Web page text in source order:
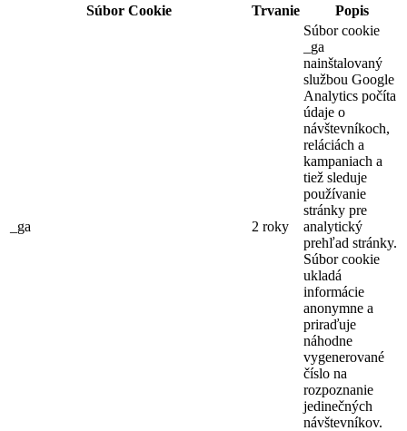
Súbor Cookie
Trvanie Popis
_ga 2 roky
Súbor cookie
_ga
nainštalovaný
službou Google
Analytics počíta
údaje o
návštevníkoch,
reláciách a
kampaniach a
tiež sleduje
používanie
stránky pre
analytický
prehľad stránky.
Súbor cookie
ukladá
informácie
anonymne a
priraďuje
náhodne
vygenerované
číslo na
rozpoznanie
jedinečných
návštevníkov.